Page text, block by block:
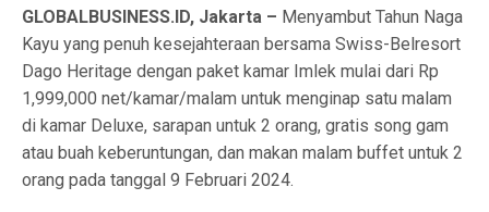
GLOBALBUSINESS.ID, Jakarta – Menyambut Tahun Naga
Kayu yang penuh kesejahteraan bersama Swiss-Belresort
Dago Heritage dengan paket kamar Imlek mulai dari Rp
1,999,000 net/kamar/malam untuk menginap satu malam
di kamar Deluxe, sarapan untuk 2 orang, gratis song gam
atau buah keberuntungan, dan makan malam buffet untuk 2
orang pada tanggal 9 Februari 2024.